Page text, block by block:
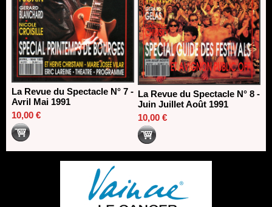
La Revue du Spectacle N° 7 -
Avril Mai 1991
10,00 €
La Revue du Spectacle N° 8 -
Juin Juillet Août 1991
10,00 €